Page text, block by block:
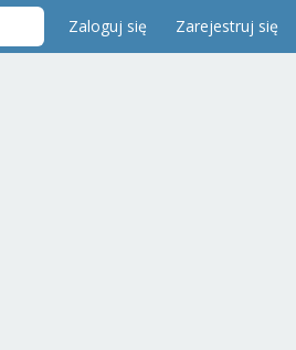
Zaloguj się Zarejestruj się